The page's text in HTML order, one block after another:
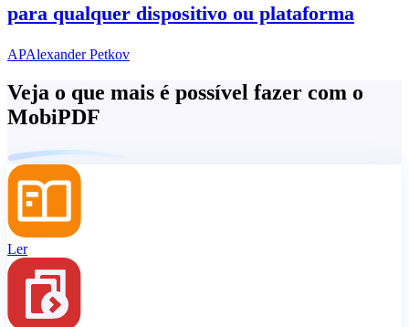
para qualquer dispositivo ou plataforma
APAlexander Petkov
Veja o que mais é possível fazer com o
MobiPDF
Ler